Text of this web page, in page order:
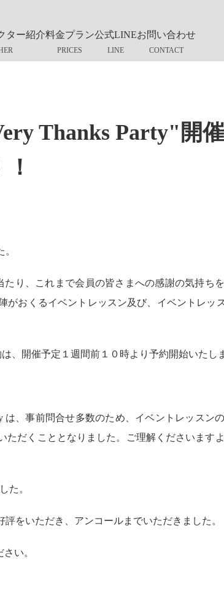
ター紹介料金プラン公式LINEお問い合わせ
Thanks Party"開
り、これまで会員の皆さまへの感謝の気持ち
おくるイベントレッスン及び、イベントレッ
、開催予定１週間前１０時より予約開始いたし
は、事前問合せ多数のため、イベントレッスン
だくこととなりました。ご理解くださいます
た。
をいただき、アンコールまでいただきました。
い。